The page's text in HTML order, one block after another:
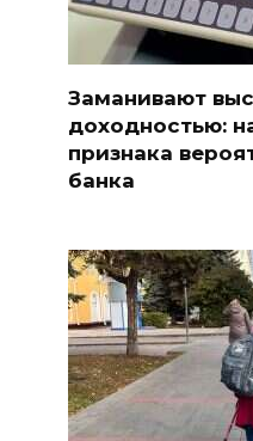
Заманивают
доходностью:
признака
банка